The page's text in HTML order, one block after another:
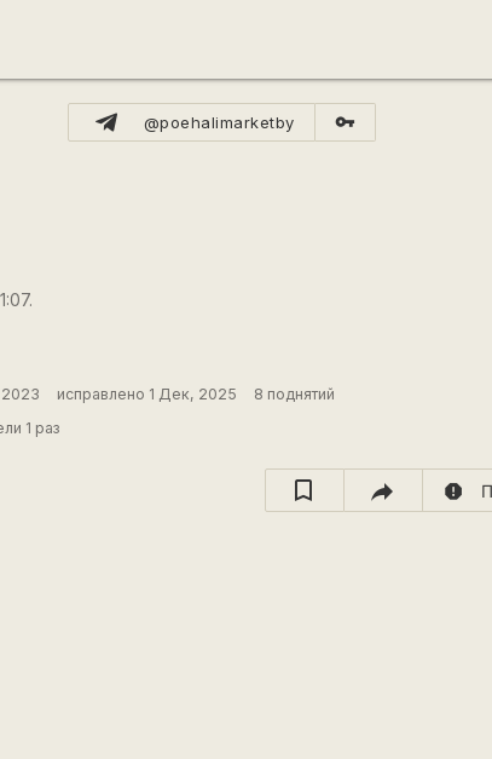
@poehalimarketby vpn_key
исправлено 1 Дек, 2025
8 поднятий
1 раз
report